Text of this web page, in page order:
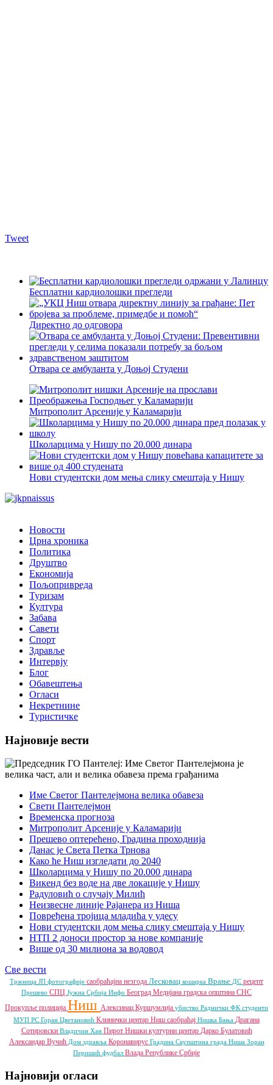
Tweet
Бесплатни кардиолошки прегледи
Директно до одговора
Отвара се амбуланта у Доњој Студени
Митрополит Арсеније у Каламарији
Школарцима у Нишу по 20.000 динара
Нови студентски дом мења слику смештаја у Нишу
Новости
Црна хроника
Политика
Друштво
Економија
Пољопривреда
Туризам
Култура
Забава
Савети
Спорт
Здравље
Интервју
Блог
Обавештења
Огласи
Некретнине
Туристичке
Најновије вести
Име Светог Пантелејмона велика обавеза
Свети Пантелејмон
Временска прогноза
Митрополит Арсеније у Каламарији
Прешево оптерећено, Градина проходнија
Данас је Света Петка Трнова
Како ће Ниш изгледати до 2040
Школарцима у Нишу по 20.000 динара
Викенд без воде на две локације у Нишу
Радуловић о случају Милић
Неизвесне линије Рајанера из Ниша
Повређена тројица младића у удесу
Нови студентски дом мења слику смештаја у Нишу
НТП 2 доноси простор за нове компаније
Више од 30 милиона за водовод
Све вести
Тржница ЈП фотографије саобраћајна незгода Лесковац кошарка Врање ДС рецепт
Прешево СПЦ Јужна Србија Инфо Београд Медијана градска општина СНС
Прокупље полиција Ниш Алексинац Куршумлија убиство Раднички ФК студенти
МУП РС Горан Цветановић Клинички центар Ниш саобраћај Нишка Бања Драгана
Сотировски Владичин Хан Пирот Нишки културни центар Дарко Булатовић
Александар Вучић Дом здравља Коронавирус Градина Скупштина града Ниша Зоран
Перишић фудбал Влада Републике Србије
Најновији огласи